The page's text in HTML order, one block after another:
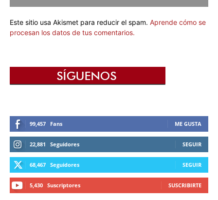
Este sitio usa Akismet para reducir el spam. Aprende cómo se
procesan los datos de tus comentarios.
99,457 Fans ME GUSTA
22,881 Seguidores SEGUIR
68,467 Seguidores SEGUIR
5,430 Suscriptores SUSCRIBIRTE